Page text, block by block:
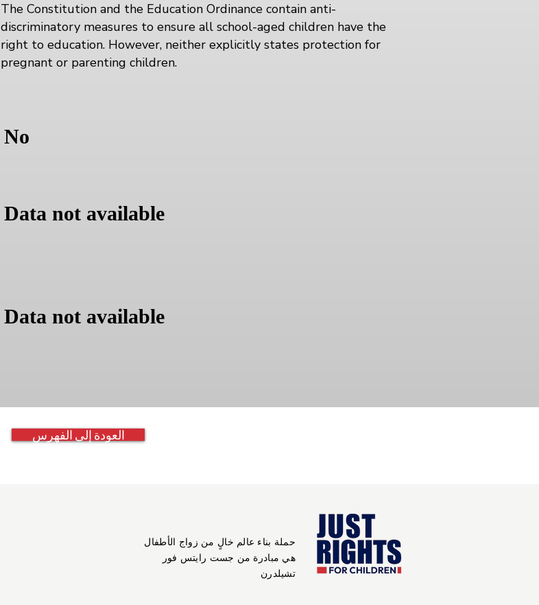
The Constitution and the Education Ordinance contain anti-
discriminatory measures to ensure all school-aged children have the
right to education. However, neither explicitly states protection for
pregnant or parenting children.
No
Data not available
Data not available
العودة إلى الفهرس
حملة بناء عالم خالٍ من زواج الأطفال
هي مبادرة من جست رايتس فور
تشيلدرن